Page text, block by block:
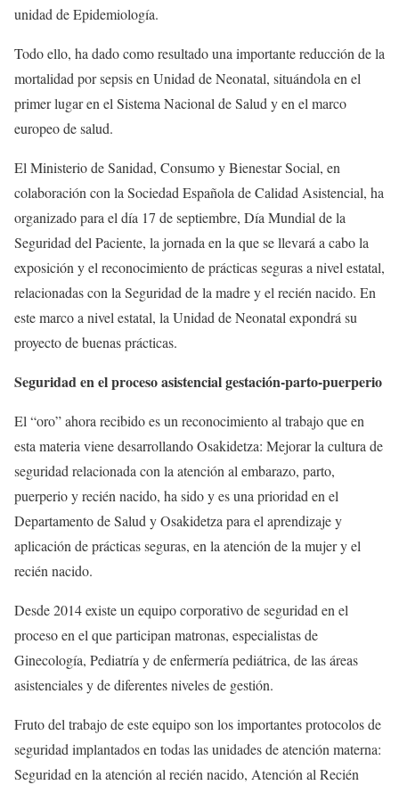
unidad de Epidemiología.
Todo ello, ha dado como resultado una importante reducción de la
mortalidad por sepsis en Unidad de Neonatal, situándola en el
primer lugar en el Sistema Nacional de Salud y en el marco
europeo de salud.
El Ministerio de Sanidad, Consumo y Bienestar Social, en
colaboración con la Sociedad Española de Calidad Asistencial, ha
organizado para el día 17 de septiembre, Día Mundial de la
Seguridad del Paciente, la jornada en la que se llevará a cabo la
exposición y el reconocimiento de prácticas seguras a nivel estatal,
relacionadas con la Seguridad de la madre y el recién nacido. En
este marco a nivel estatal, la Unidad de Neonatal expondrá su
proyecto de buenas prácticas.
Seguridad en el proceso asistencial gestación-parto-puerperio
El “oro” ahora recibido es un reconocimiento al trabajo que en
esta materia viene desarrollando Osakidetza: Mejorar la cultura de
seguridad relacionada con la atención al embarazo, parto,
puerperio y recién nacido, ha sido y es una prioridad en el
Departamento de Salud y Osakidetza para el aprendizaje y
aplicación de prácticas seguras, en la atención de la mujer y el
recién nacido.
Desde 2014 existe un equipo corporativo de seguridad en el
proceso en el que participan matronas, especialistas de
Ginecología, Pediatría y de enfermería pediátrica, de las áreas
asistenciales y de diferentes niveles de gestión.
Fruto del trabajo de este equipo son los importantes protocolos de
seguridad implantados en todas las unidades de atención materna:
Seguridad en la atención al recién nacido, Atención al Recién